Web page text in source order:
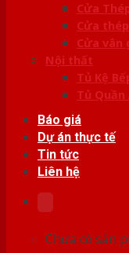
Cửa
Cửa
Cửa vân
Nội thất
Tủ Kệ
Tủ Quần
Báo giá
Dự án thực tế
Tin tức
Liên hệ
Chưa có sản